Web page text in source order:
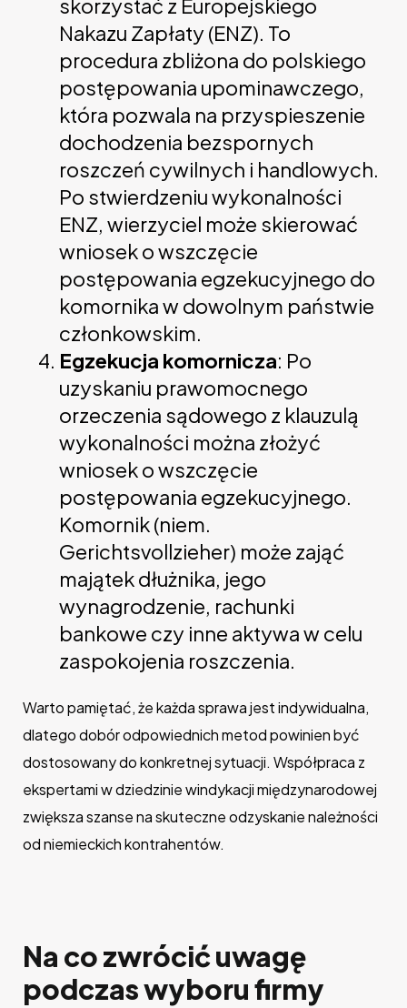
skorzystać z Europejskiego
Nakazu Zapłaty (ENZ). To
procedura zbliżona do polskiego
postępowania upominawczego,
która pozwala na przyspieszenie
dochodzenia bezspornych
roszczeń cywilnych i handlowych.
Po stwierdzeniu wykonalności
ENZ, wierzyciel może skierować
wniosek o wszczęcie
postępowania egzekucyjnego do
komornika w dowolnym państwie
członkowskim.
Egzekucja komornicza: Po
uzyskaniu prawomocnego
orzeczenia sądowego z klauzulą
wykonalności można złożyć
wniosek o wszczęcie
postępowania egzekucyjnego.
Komornik (niem.
Gerichtsvollzieher) może zająć
majątek dłużnika, jego
wynagrodzenie, rachunki
bankowe czy inne aktywa w celu
zaspokojenia roszczenia.
Warto pamiętać, że każda sprawa jest indywidualna,
dlatego dobór odpowiednich metod powinien być
dostosowany do konkretnej sytuacji. Współpraca z
ekspertami w dziedzinie windykacji międzynarodowej
zwiększa szanse na skuteczne odzyskanie należności
od niemieckich kontrahentów.
Na co zwrócić uwagę
podczas wyboru firmy